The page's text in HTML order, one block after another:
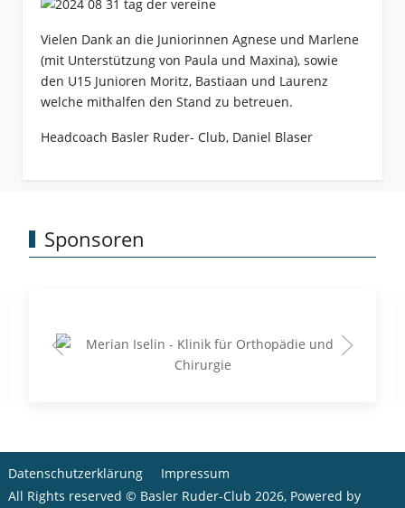
Vielen Dank an die Juniorinnen Agnese und Marlene
(mit Unterstützung von Paula und Maxina), sowie
den U15 Junioren Moritz, Bastiaan und Laurenz
welche mithalfen den Stand zu betreuen.
Headcoach Basler Ruder- Club, Daniel Blaser
Sponsoren
Datenschutzerklärung
Impressum
All Rights reserved © Basler Ruder-Club 2026, Powered by